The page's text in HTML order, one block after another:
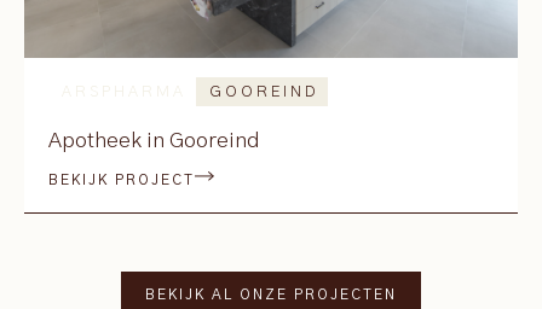
ARSPHARMA GOOREIND
Apotheek in Gooreind
BEKIJK PROJECT
BEKIJK AL ONZE PROJECTEN